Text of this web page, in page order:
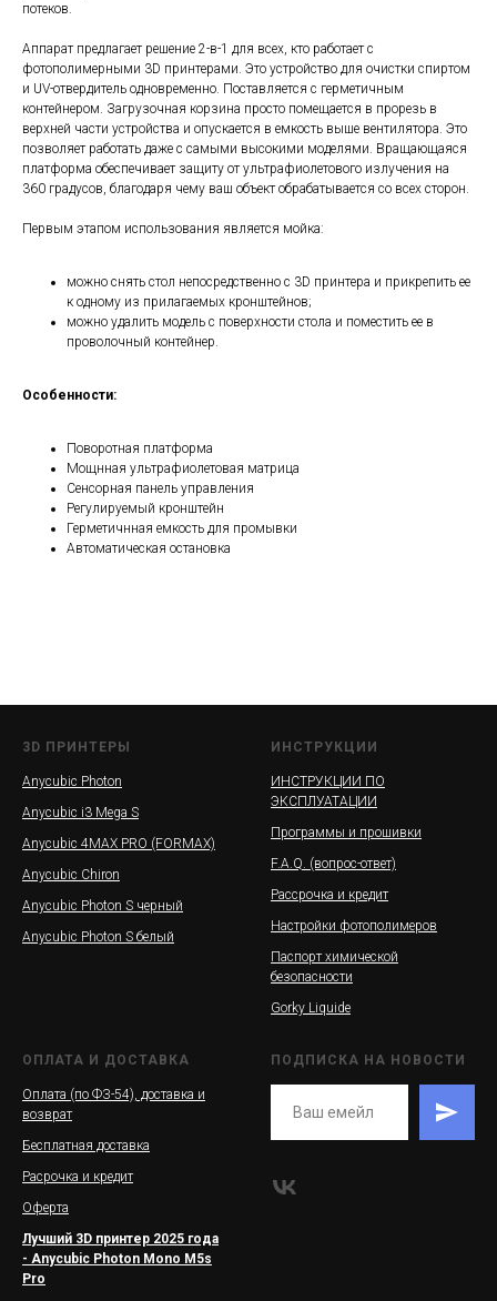
потеков.
Аппарат предлагает решение 2-в-1 для всех, кто работает с
фотополимерными 3D принтерами. Это устройство для очистки спиртом
и UV-отвердитель одновременно. Поставляется с герметичным
контейнером. Загрузочная корзина просто помещается в прорезь в
верхней части устройства и опускается в емкость выше вентилятора. Это
позволяет работать даже с самыми высокими моделями. Вращающаяся
платформа обеспечивает защиту от ультрафиолетового излучения на
360 градусов, благодаря чему ваш объект обрабатывается со всех сторон.
Первым этапом использования является мойка:
можно снять стол непосредственно с 3D принтера и прикрепить ее
к одному из прилагаемых кронштейнов;
можно удалить модель с поверхности стола и поместить ее в
проволочный контейнер.
Особенности:
Поворотная платформа
Мощнная ультрафиолетовая матрица
Сенсорная панель управления
Регулируемый кронштейн
Герметичнная емкость для промывки
Автоматическая остановка
3D ПРИНТЕРЫ
Anycubic Photon
Anycubic i3 Mega S
Anycubic 4MAX PRO (FORMAX)
Anycubic Chiron
Anycubic Photon S черный
Anycubic Photon S белый
ИНСТРУКЦИИ
ИНСТРУКЦИИ ПО
ЭКСПЛУАТАЦИИ
Программы и прошивки
F.A.Q. (вопрос-ответ)
Рассрочка и кредит
Настройки фотополимеров
Паспорт химической
безопасности
Gorky Liquide
ОПЛАТА И ДОСТАВКА
Оплата (по ФЗ-54), доставка и
возврат
Бесплатная доставка
Расрочка и кредит
Оферта
Лучший 3D принтер 2025 года
- Anycubic Photon Mono M5s
Pro
ПОДПИСКА НА НОВОСТИ